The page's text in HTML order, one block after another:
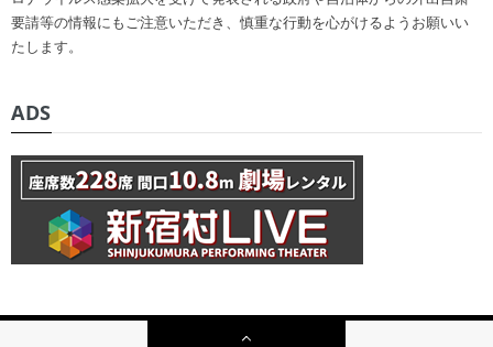
要請等の情報にもご注意いただき、慎重な行動を心がけるようお願いい
たします。
ADS